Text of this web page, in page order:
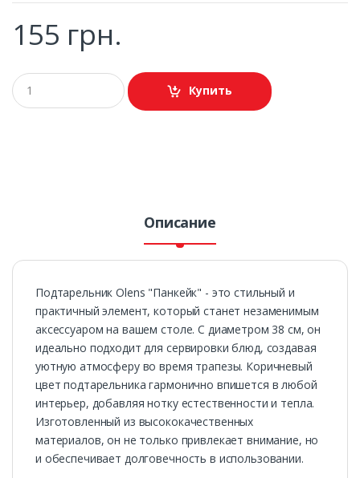
155 грн.
Купить
Описание
Подтарельник Olens "Панкейк" - это стильный и
практичный элемент, который станет незаменимым
аксессуаром на вашем столе. С диаметром 38 см, он
идеально подходит для сервировки блюд, создавая
уютную атмосферу во время трапезы. Коричневый
цвет подтарельника гармонично впишется в любой
интерьер, добавляя нотку естественности и тепла.
Изготовленный из высококачественных
материалов, он не только привлекает внимание, но
и обеспечивает долговечность в использовании.